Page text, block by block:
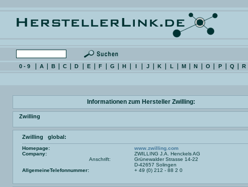
0 - 9 A B C D E F G H I J K L M N O P Q R
Informationen zum Hersteller Zwilling:
Zwilling
Zwilling global:
Homepage:
www.zwilling.com
Company:
ZWILLING J.A. Henckels AG
Anschrift:
Grünewalder Strasse 14-22
D-42657 Solingen
AllgemeineTelefonnummer:
+ 49 (0) 212 - 88 2 0